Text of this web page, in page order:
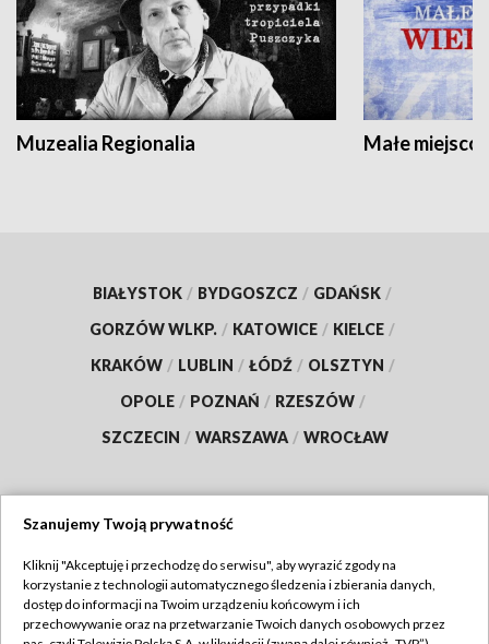
Muzealia Regionalia Małe
BIAŁYSTOK / BYDGOSZCZ / GDAŃSK /
GORZÓW WLKP. / KATOWICE / KIELCE /
KRAKÓW / LUBLIN / ŁÓDŹ / OLSZTYN /
OPOLE / POZNAŃ / RZESZÓW /
SZCZECIN / WARSZAWA / WROCŁAW
TVP
Abonament TVP
Regulamin TVP
Szanujemy Twoją prywatność
Kliknij "Akceptuję i przechodzę do serwisu", aby wyrazić zgody na
korzystanie z technologii automatycznego śledzenia i zbierania danych,
dostęp do informacji na Twoim urządzeniu końcowym i ich
przechowywanie oraz na przetwarzanie Twoich danych osobowych przez